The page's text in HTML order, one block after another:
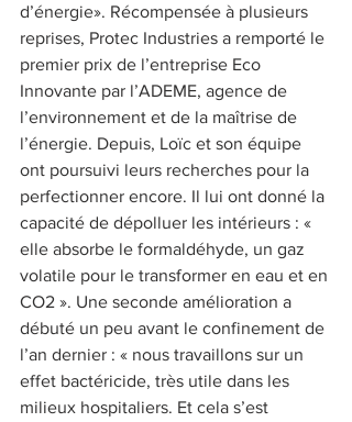
d’énergie». Récompensée à plusieurs
reprises, Protec Industries a remporté le
premier prix de l’entreprise Eco
Innovante par l’ADEME, agence de
l’environnement et de la maîtrise de
l’énergie. Depuis, Loïc et son équipe
ont poursuivi leurs recherches pour la
perfectionner encore. Il lui ont donné la
capacité de dépolluer les intérieurs : «
elle absorbe le formaldéhyde, un gaz
volatile pour le transformer en eau et en
CO2 ». Une seconde amélioration a
débuté un peu avant le confinement de
l’an dernier : « nous travaillons sur un
effet bactéricide, très utile dans les
milieux hospitaliers. Et cela s’est